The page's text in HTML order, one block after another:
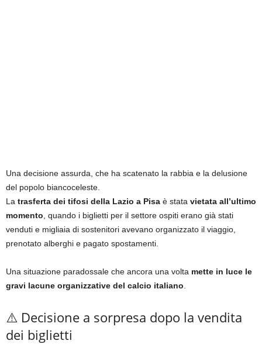
Una decisione assurda, che ha scatenato la rabbia e la delusione
del popolo biancoceleste.
La trasferta dei tifosi della Lazio a Pisa è stata vietata all’ultimo
momento , quando i biglietti per il settore ospiti erano già stati
venduti e migliaia di sostenitori avevano organizzato il viaggio,
prenotato alberghi e pagato spostamenti.
Una situazione paradossale che ancora una volta mette in luce le
gravi lacune organizzative del calcio italiano
⚠️ Decisione a sorpresa dopo la vendita
dei biglietti